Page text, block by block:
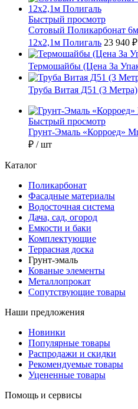
Быстрый просмотр
Сотовый Поликарбонат
12х2,1м Полигаль 23 940 ₽
Термошайбы (Цена За
Труба Витая Д51 (3 Метра)
Быстрый просмотр
Грунт-Эмаль «Корроед»
₽ / шт
Каталог
Поликарбонат
Фасадные материалы
Водосточная система
Дача, сад, огород
Емкости и баки
Комплектующие
Террасная доска
Грунт-эмаль
Кованые элементы
Металлопрокат
Сопутствующие товары
Наши предложения
Новинки
Популярные товары
Распродажи и скидки
Рекомендуемые товары
Уцененные товары
Помощь и сервисы